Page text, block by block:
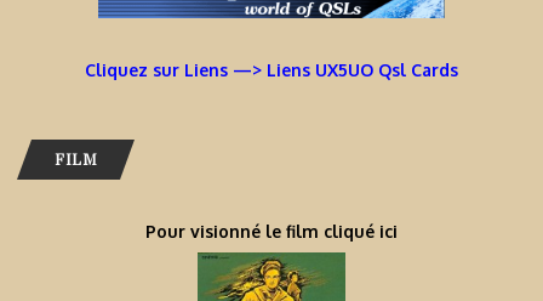
Cliquez sur Liens —> Liens UX5UO Qsl Cards
FILM
Pour visionné le film cliqué ici